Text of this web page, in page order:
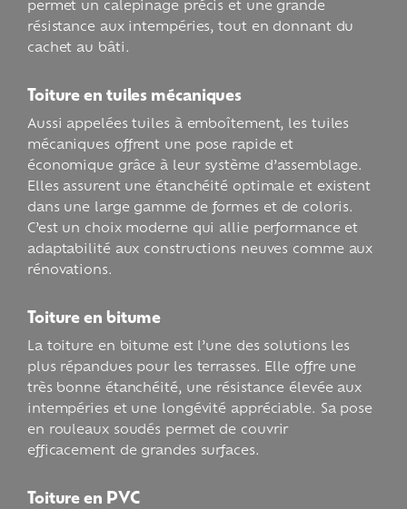
permet un calepinage précis et une grande
résistance aux intempéries, tout en donnant du
cachet au bâti.
Toiture en tuiles mécaniques
Aussi appelées tuiles à emboîtement, les tuiles
mécaniques offrent une pose rapide et
économique grâce à leur système d’assemblage.
Elles assurent une étanchéité optimale et existent
dans une large gamme de formes et de coloris.
C’est un choix moderne qui allie performance et
adaptabilité aux constructions neuves comme aux
rénovations.
Toiture en bitume
La toiture en bitume est l’une des solutions les
plus répandues pour les terrasses. Elle offre une
très bonne étanchéité, une résistance élevée aux
intempéries et une longévité appréciable. Sa pose
en rouleaux soudés permet de couvrir
efficacement de grandes surfaces.
Toiture en PVC